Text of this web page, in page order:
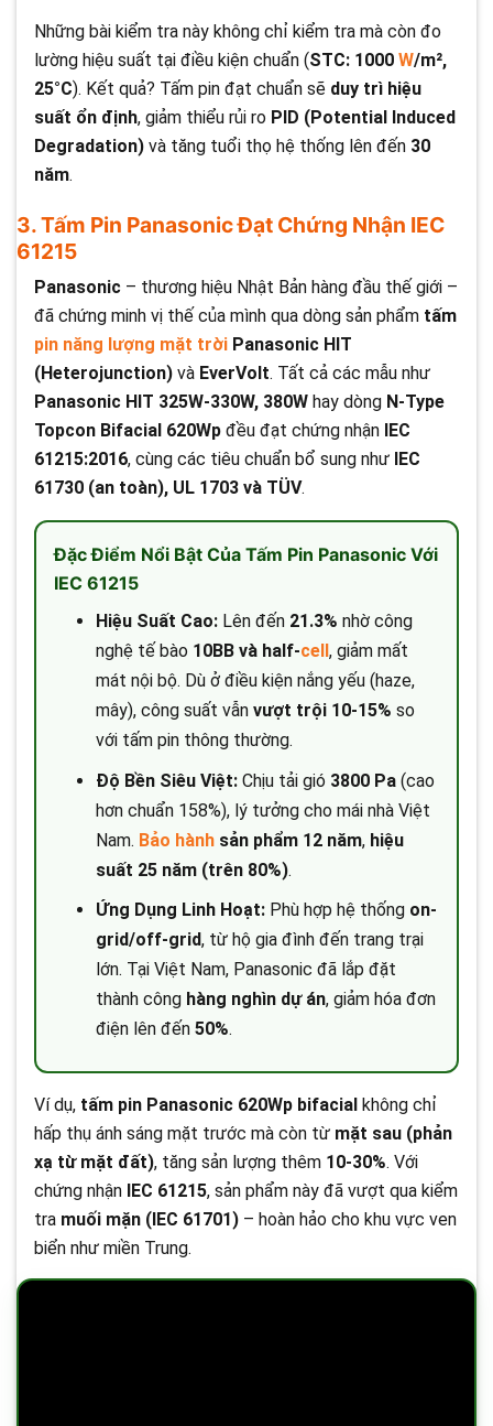
Những bài kiểm tra này không chỉ kiểm tra mà còn đo
lường hiệu suất tại điều kiện chuẩn (STC: 1000 W/m²,
25°C). Kết quả? Tấm pin đạt chuẩn sẽ duy trì hiệu
suất ổn định, giảm thiểu rủi ro PID (Potential Induced
Degradation) và tăng tuổi thọ hệ thống lên đến 30
năm.
3. Tấm Pin Panasonic Đạt Chứng Nhận IEC
61215
Panasonic – thương hiệu Nhật Bản hàng đầu thế giới –
đã chứng minh vị thế của mình qua dòng sản phẩm tấm
pin năng lượng mặt trời Panasonic HIT
(Heterojunction) và EverVolt. Tất cả các mẫu như
Panasonic HIT 325W-330W, 380W hay dòng N-Type
Topcon Bifacial 620Wp đều đạt chứng nhận IEC
61215:2016, cùng các tiêu chuẩn bổ sung như IEC
61730 (an toàn), UL 1703 và TÜV.
Đặc Điểm Nổi Bật Của Tấm Pin Panasonic Với
IEC 61215
Hiệu Suất Cao: Lên đến 21.3% nhờ công
nghệ tế bào 10BB và half-cell, giảm mất
mát nội bộ. Dù ở điều kiện nắng yếu (haze,
mây), công suất vẫnvượt trội 10-15% so
với tấm pin thông thường.
Độ Bền Siêu Việt: Chịu tải gió 3800 Pa (cao
hơn chuẩn 158%), lý tưởng cho mái nhà Việt
Nam. Bảo hành sản phẩm 12 năm, hiệu
suất 25 năm (trên 80%).
Ứng Dụng Linh Hoạt: Phù hợp hệ thống on-
grid/off-grid, từ hộ gia đình đến trang trại
lớn. Tại Việt Nam, Panasonic đã lắp đặt
thành công hàng nghìn dự án, giảm hóa đơn
điện lên đến50%.
Ví dụ, tấm pin Panasonic 620Wp bifacial không chỉ
hấp thụ ánh sáng mặt trước mà còn từ mặt sau (phản
xạ từ mặt đất), tăng sản lượng thêm 10-30%. Với
chứng nhận IEC 61215, sản phẩm này đã vượt qua kiểm
tra muối mặn (IEC 61701) – hoàn hảo cho khu vực ven
biển như miền Trung.